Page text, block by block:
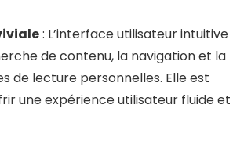
: L’interface utilisateur intuitive
de contenu, la navigation et la
de lecture personnelles. Elle est
une expérience utilisateur fluide et